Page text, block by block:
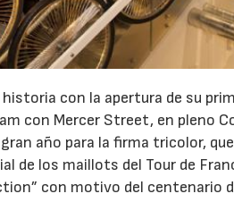
con la apertura de su
con Mercer Street, en pleno
año para la firma tricolor,
de los maillots del Tour de
con motivo del centenario